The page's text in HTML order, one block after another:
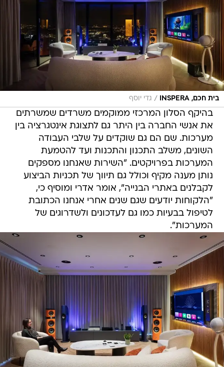
בית חכם, INSPERA / גדי יוסף
בהיקף הסלון המרכזי ממוקמים משרדים שמשרתים
את אנשי החברה בין היתר גם לתצוגת אינטגרציה בין
מערכות. שם הם גם שוקדים על שלבי העבודה
השונים, משלב התכנון והתכנות ועד להטמעת
המערכות בפרויקטים. "השירות שאנחנו מספקים
נותן מענה מקיף וכולל גם תיווך של תכניות הביצוע
לקבלנים באתרי הבנייה", אומר אדרי ומוסיף כי,
"הלקוחות יודעים שגם שנים אחרי אנחנו הכתובת
לטיפול בבעיות כמו גם לעדכונים ולשדרוגים של
המערכות".